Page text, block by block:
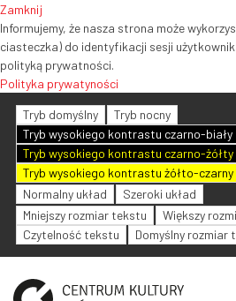
Zamknij
Informujemy, że nasza strona może
ciasteczka) do identyfikacji sesji
polityką prywatności.
Polityka prywatyności
Tryb domyślny
Tryb nocny
Tryb wysokiego kontrastu czarno-biały
Tryb wysokiego kontrastu czarno-żółty
Tryb wysokiego kontrastu żółto-czarny
Normalny układ
Szeroki układ
Mniejszy rozmiar tekstu
Większy
Czytelność tekstu
Domyślny rozmiar